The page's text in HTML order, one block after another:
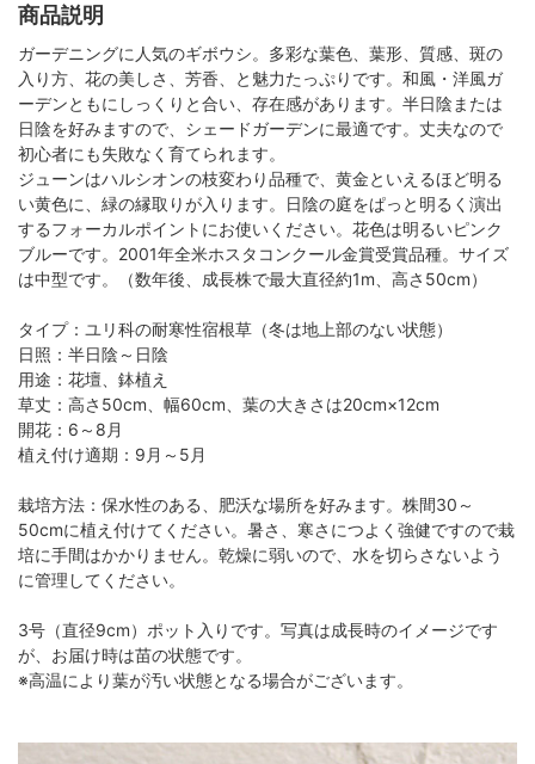
商品説明
ガーデニングに人気のギボウシ。多彩な葉色、葉形、質感、斑の
入り方、花の美しさ、芳香、と魅力たっぷりです。和風・洋風ガ
ーデンともにしっくりと合い、存在感があります。半日陰または
日陰を好みますので、シェードガーデンに最適です。丈夫なので
初心者にも失敗なく育てられます。
ジューンはハルシオンの枝変わり品種で、黄金といえるほど明る
い黄色に、緑の縁取りが入ります。日陰の庭をぱっと明るく演出
するフォーカルポイントにお使いください。花色は明るいピンク
ブルーです。2001年全米ホスタコンクール金賞受賞品種。サイズ
は中型です。（数年後、成長株で最大直径約1m、高さ50cm）
タイプ：ユリ科の耐寒性宿根草（冬は地上部のない状態）
日照：半日陰～日陰
用途：花壇、鉢植え
草丈：高さ50cm、幅60cm、葉の大きさは20cm×12cm
開花：6～8月
植え付け適期：9月～5月
栽培方法：保水性のある、肥沃な場所を好みます。株間30～
50cmに植え付けてください。暑さ、寒さにつよく強健ですので栽
培に手間はかかりません。乾燥に弱いので、水を切らさないよう
に管理してください。
3号（直径9cm）ポット入りです。写真は成長時のイメージです
が、お届け時は苗の状態です。
※高温により葉が汚い状態となる場合がございます。